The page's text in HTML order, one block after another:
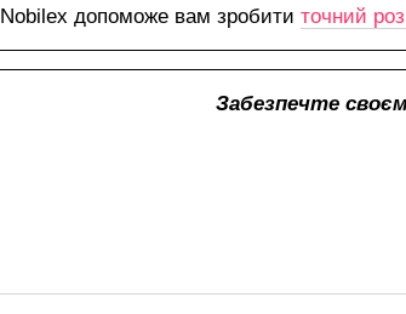
Nobilex допоможе вам зробити точний
Забезпечте